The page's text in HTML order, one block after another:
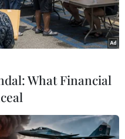
What Financial